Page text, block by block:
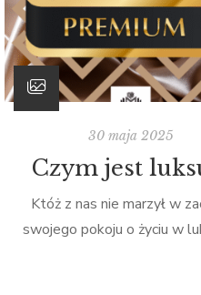
30 maja 2025
Czym jest
Któż z nas nie marzył w
swojego pokoju o życiu w